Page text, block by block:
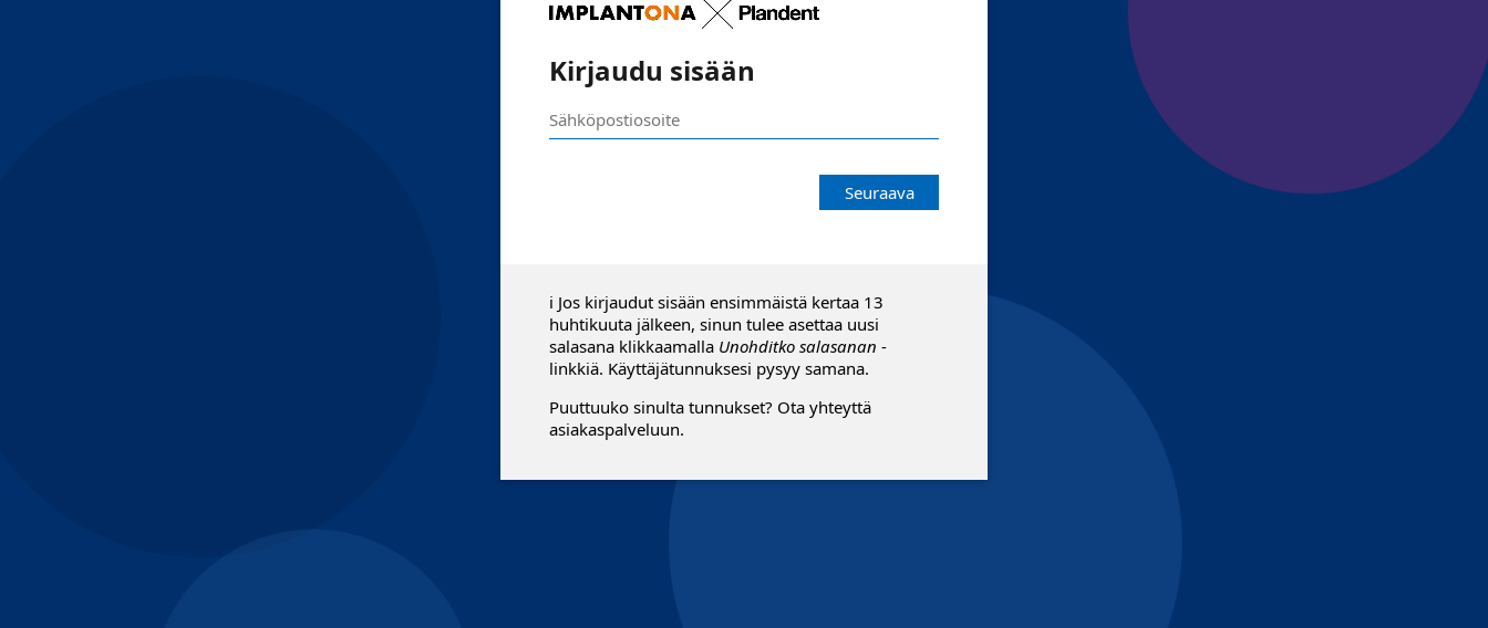
Kirjaudu sisään
Seuraava
ℹ️ Jos kirjaudut sisään ensimmäistä kertaa 13
huhtikuuta jälkeen, sinun tulee asettaa uusi
salasana klikkaamalla Unohditko salasanan -
linkkiä. Käyttäjätunnuksesi pysyy samana.
Puuttuuko sinulta tunnukset? Ota yhteyttä
asiakaspalveluun.